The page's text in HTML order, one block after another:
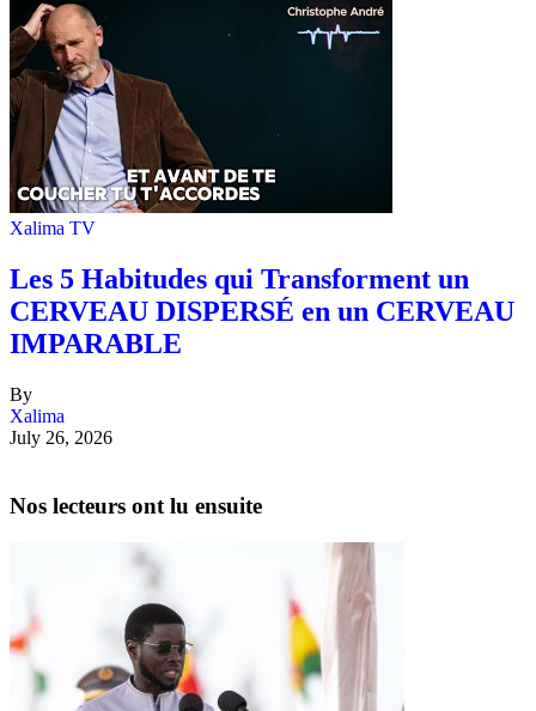
Xalima TV
Les 5 Habitudes qui Transforment un
CERVEAU DISPERSÉ en un CERVEAU
IMPARABLE
By
Xalima
July 26, 2026
Nos lecteurs ont lu ensuite